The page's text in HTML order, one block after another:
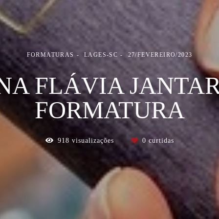
FORMATURAS LAGES-SC 27/FEVEREIRO/2023
FLÁVIA
FORMATURA
918 visualizações 0 curtidas